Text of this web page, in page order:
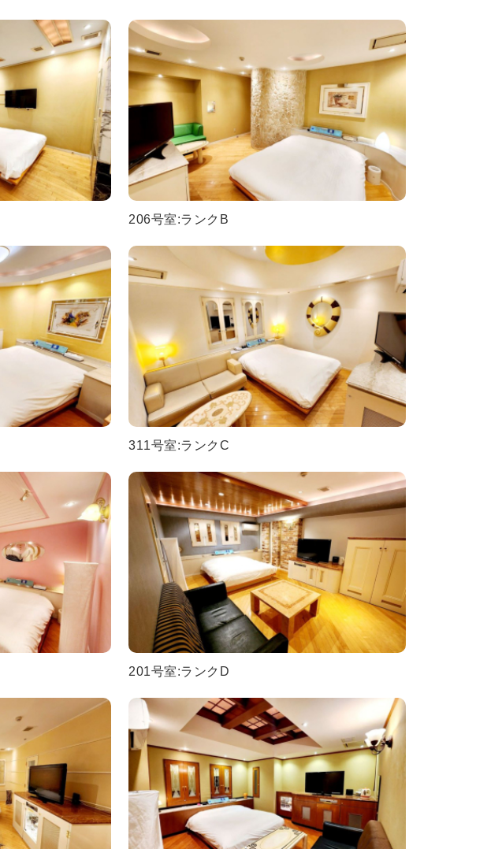
206号室:ランクB
311号室:ランクC
201号室:ランクD